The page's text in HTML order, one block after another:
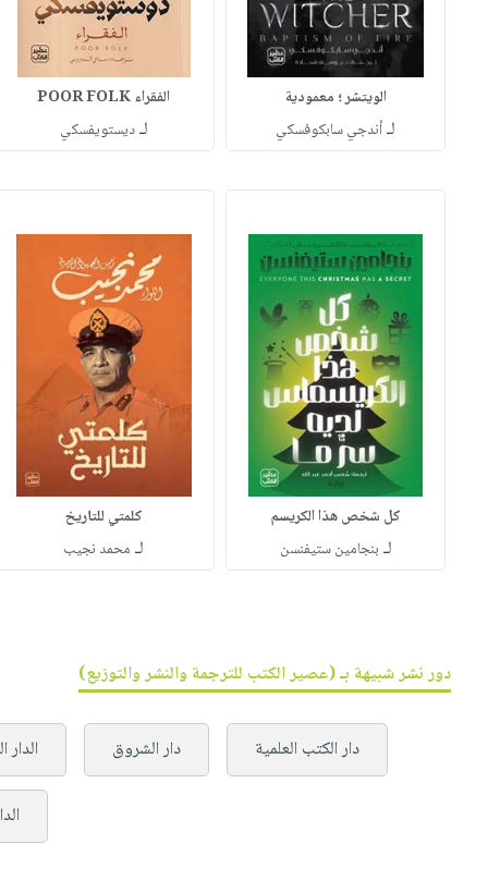
الويتشر ؛ معمودية
لـأندجي سابكوفسكي
الفقراء POOR FOLK
لـديستويفسكي
كل شخص هذا الكريسم
لـ بنجامين ستيفنسن
كلمتي للتاريخ
لـ محمد نجيب
دور نشر شبيهة بـ (عصير الكتب للترجمة والنشر والتوزيع)
دار الكتب العلمية دار الشروق